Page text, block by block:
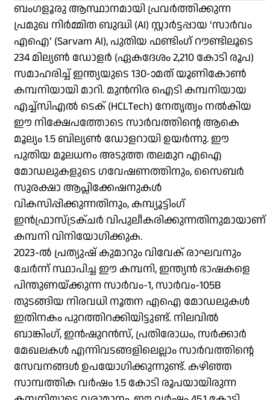
ബംഗളൂരു ആസ്ഥാനമായി പ്രവർത്തിക്കുന്ന
പ്രമുഖ നിർമ്മിത ബുദ്ധി (AI) സ്റ്റാർട്ടപ്പായ ‘സാർവം
എഐ’ (Sarvam AI), പുതിയ ഫണ്ടിംഗ് റൗണ്ടിലൂടെ
234 മില്യൺ ഡോളർ (ഏകദേശം 2,210 കോടി രൂപ)
സമാഹരിച്ച് ഇന്ത്യയുടെ 130-ാമത് യൂണികോൺ
കമ്പനിയായി മാറി. മുൻനിര ഐടി കമ്പനിയായ
എച്ച്സിഎൽ ടെക് (HCLTech) നേതൃത്വം നൽകിയ
ഈ നിക്ഷേപത്തോടെ സാർവത്തിന്റെ ആകെ
മൂല്യം 1.5 ബില്യൺ ഡോളറായി ഉയർന്നു. ഈ
പുതിയ മൂലധനം അടുത്ത തലമുറ എഐ
മോഡലുകളുടെ ഗവേഷണത്തിനും, സൈബർ
സുരക്ഷാ ആപ്ലിക്കേഷനുകൾ
വികസിപ്പിക്കുന്നതിനും, കമ്പ്യൂട്ടിംഗ്
ഇൻഫ്രാസ്ട്രക്ചർ വിപുലീകരിക്കുന്നതിനുമായാണ്
കമ്പനി വിനിയോഗിക്കുക.
2023-ൽ പ്രത്യുഷ് കുമാറും വിവേക് രാഘവനും
ചേർന്ന് സ്ഥാപിച്ച ഈ കമ്പനി, ഇന്ത്യൻ ഭാഷകളെ
പിന്തുണയ്ക്കുന്ന സാർവം-1, സാർവം-105B
തുടങ്ങിയ നിരവധി നൂതന എഐ മോഡലുകൾ
ഇതിനകം പുറത്തിറക്കിയിട്ടുണ്ട്. നിലവിൽ
ബാങ്കിംഗ്, ഇൻഷുറൻസ്, പ്രതിരോധം, സർക്കാർ
മേഖലകൾ എന്നിവടങ്ങളിലെല്ലാം സാർവത്തിന്റെ
സേവനങ്ങൾ ഉപയോഗിക്കുന്നുണ്ട്. കഴിഞ്ഞ
സാമ്പത്തിക വർഷം 1.5 കോടി രൂപയായിരുന്ന